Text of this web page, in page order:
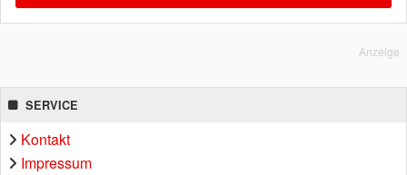
Anzeige
SERVICE
Kontakt
Impressum